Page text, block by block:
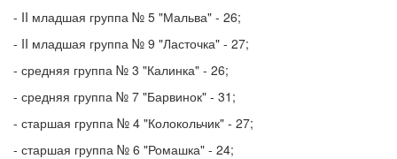
- II младшая группа № 5 "Мальва" - 26;
- II младшая группа № 9 "Ласточка" - 27;
- средняя группа № 3 "Калинка" - 26;
- средняя группа № 7 "Барвинок" - 31;
- старшая группа № 4 "Колокольчик" - 27;
- старшая группа № 6 "Ромашка" - 24;